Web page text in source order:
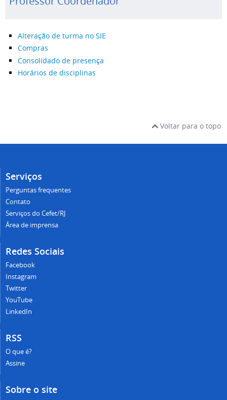
Alteração de turma no SIE
Compras
Consolidado de presença
Horários de disciplinas
Voltar para o topo
Serviços
Perguntas frequentes
Contato
Serviços do Cefet/RJ
Área de imprensa
Redes Sociais
Facebook
Instagram
Twitter
YouTube
LinkedIn
RSS
O que é?
Assine
Sobre o site